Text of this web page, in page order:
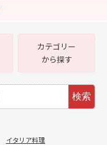
カテゴリー
から探す
検索
イタリア料理